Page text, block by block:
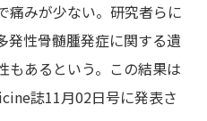
痛みが少ない。研究者らに
発性骨髄腫発症に関する遺
もあるという。この結果は
誌11月02日号に発表さ